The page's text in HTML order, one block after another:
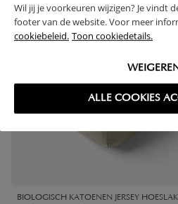
Wil jij je voorkeuren wijzigen? Je vindt
footer van de website. Voor meer
cookiebeleid. Toon cookiedetails.
ALLE COOKIES
BIOLOGISCH KATOENEN JERSEY